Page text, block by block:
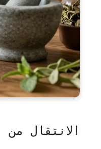
الانتقال